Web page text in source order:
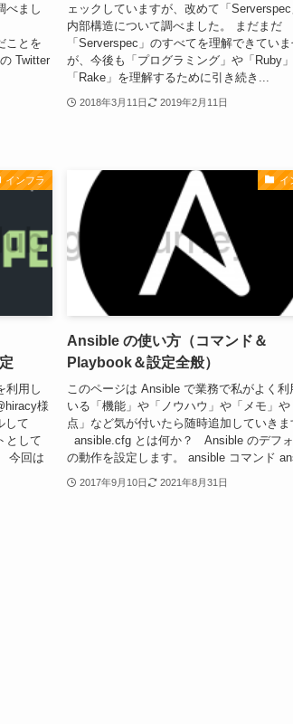
べまし
ことを
Twitter
ェックしていますが、改めて「
内部構造について調べました。 まだまだ
「Serverspec」のすべてを理解できてい
が、今後も「プログラミング」や「Ruby
「Rake」を理解するために引き続き...
2018年3月11日 2019年2月11日
インフラ
利用し
様
して
として
今回は
イ
Ansible の使い方（コマンド＆
Playbook＆設定全般）
このページは Ansible で業務で私がよく利
いる「機能」や「ノウハウ」や「メモ」や
点」など気が付いたら随時追加していき
ansible.cfg とは何か？ Ansible のデフォ
の動作を設定します。 ansible コマンド
2017年9月10日 2021年8月31日